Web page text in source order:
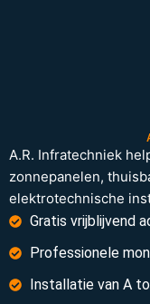
A.R. Infratechniek
zonnepanelen,
elektrotechnische
Gratis vrijblijvend
Professionele
Installatie van A